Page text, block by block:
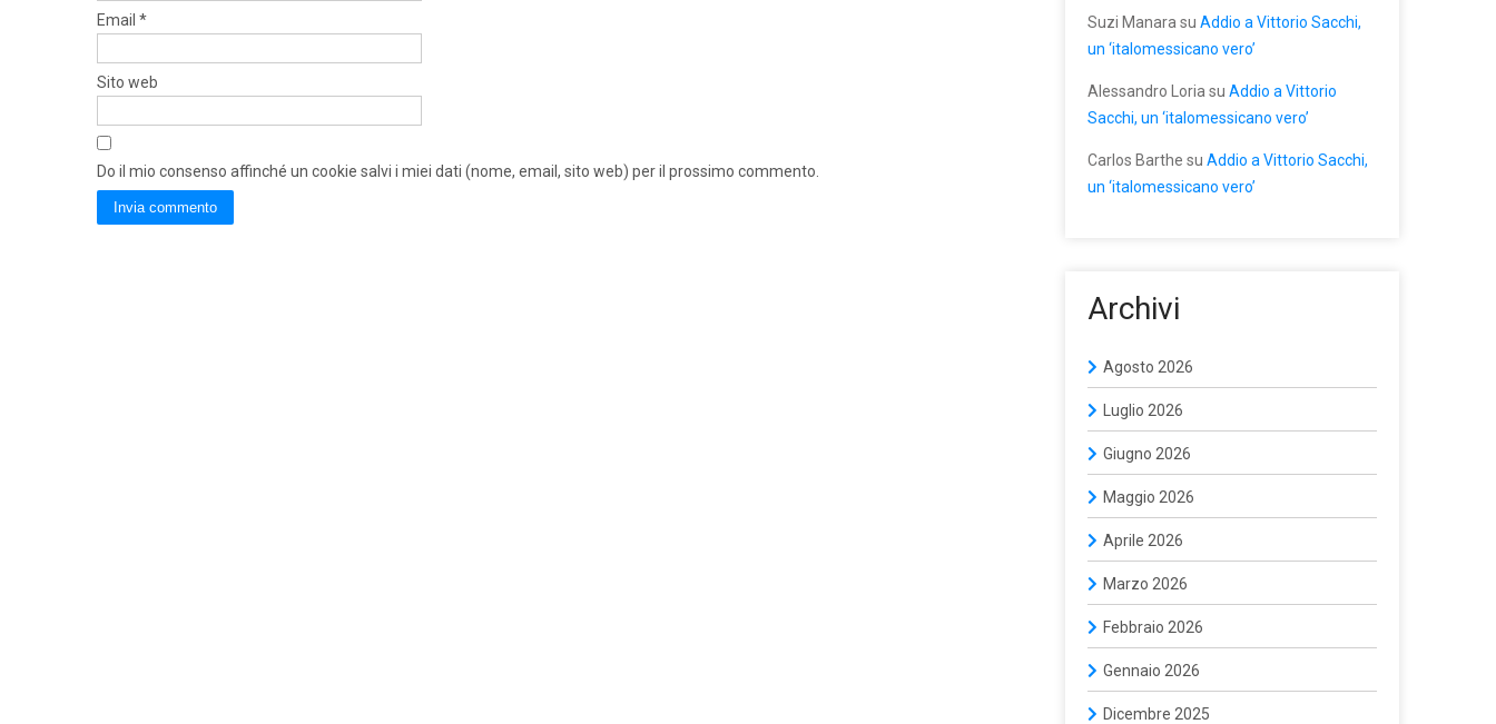
Email *
Sito web
Do il mio consenso affinché un cookie salvi i miei dati (nome, email, sito web) per il prossimo commento.
Suzi Manara su Addio a Vittorio Sacchi,
un ‘italomessicano vero’
Alessandro Loria su Addio a Vittorio
Sacchi, un ‘italomessicano vero’
Carlos Barthe su Addio a Vittorio Sacchi,
un ‘italomessicano vero’
Archivi
Agosto 2026
Luglio 2026
Giugno 2026
Maggio 2026
Aprile 2026
Marzo 2026
Febbraio 2026
Gennaio 2026
Dicembre 2025